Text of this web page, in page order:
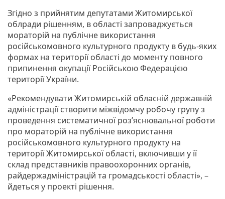
Згідно з прийнятим депутатами Житомирської
облради рішенням, в області запроваджується
мораторій на публічне використання
російськомовного культурного продукту в будь-яких
формах на території області до моменту повного
припинення окупації Російською Федерацією
території України.
«Рекомендувати Житомирській обласній державній
адміністрації створити міжвідомчу робочу групу з
проведення систематичної роз’яснювальної роботи
про мораторій на публічне використання
російськомовного культурного продукту на
території Житомирської області, включивши у її
склад представників правоохоронних органів,
райдержадміністрацій та громадськості області», –
йдеться у проекті рішення.